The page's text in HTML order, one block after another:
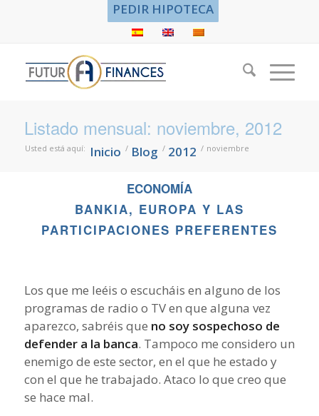
PEDIR HIPOTECA
Listado mensual: noviembre, 2012
Usted está aquí: Inicio / Blog / 2012 / noviembre
ECONOMÍA
BANKIA, EUROPA Y LAS
PARTICIPACIONES PREFERENTES
Los que me leéis o escucháis en alguno de los
programas de radio o TV en que alguna vez
aparezco, sabréis que no soy sospechoso de
defender a la banca. Tampoco me considero un
enemigo de este sector, en el que he estado y
con el que he trabajado. Ataco lo que creo que
se hace mal.